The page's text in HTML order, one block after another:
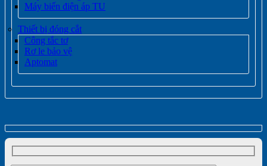
Máy biến điện áp TU
Thiết bị đóng cắt
Công tắc tơ
Rơ le bảo vệ
Aptomat